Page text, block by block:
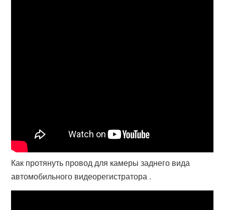
Как протянуть провод для камеры заднего вида
автомобильного видеорегистратора .